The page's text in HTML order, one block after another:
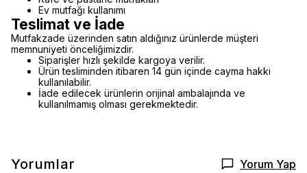
Ev mutfağı kullanımı
Teslimat ve İade
Mutfakzade üzerinden satın aldığınız ürünlerde müşteri
memnuniyeti önceliğimizdir.
Siparişler hızlı şekilde kargoya verilir.
Ürün tesliminden itibaren 14 gün içinde cayma hakkı
kullanılabilir.
İade edilecek ürünlerin orijinal ambalajında ve
kullanılmamış olması gerekmektedir.
Yorumlar Yorum Yap